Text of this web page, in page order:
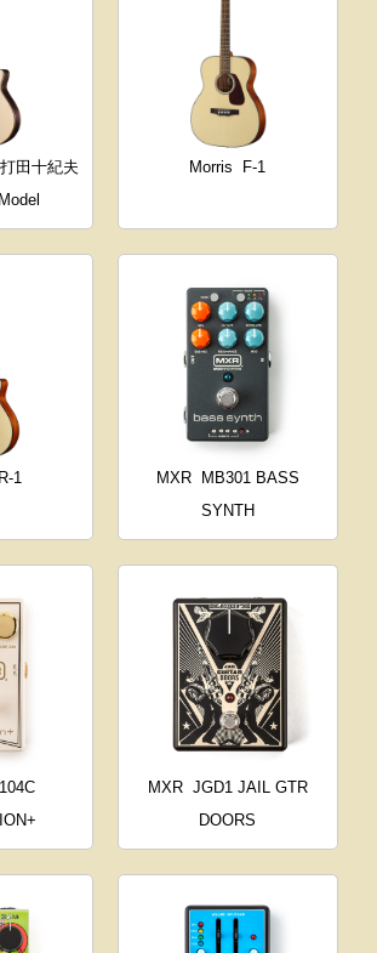
田十紀夫
Morris F-1
R-1 MXR
MB301 BASS
SYNTH
MXR JGD1 JAIL GTR
DOORS